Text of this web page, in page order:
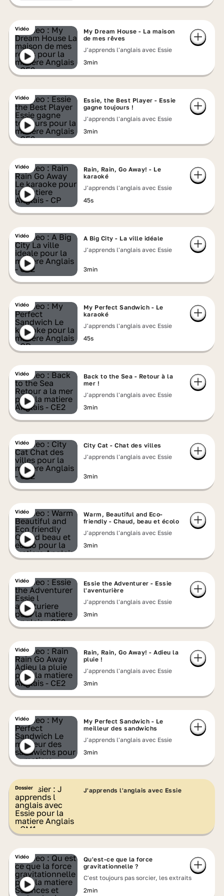
Vidéo
My Dream House - La maison
de mes rêves
J'apprends l'anglais avec Essie
3min
Vidéo
Essie, the Best Player - Essie
gagne toujours !
J'apprends l'anglais avec Essie
3min
Vidéo
Rain, Rain, Go Away! - Le
karaoké
J'apprends l'anglais avec Essie
45s
Vidéo
A Big City - La ville idéale
J'apprends l'anglais avec Essie
3min
Vidéo
My Perfect Sandwich - Le
karaoké
J'apprends l'anglais avec Essie
45s
Vidéo
Back to the Sea - Retour à la
mer !
J'apprends l'anglais avec Essie
3min
Vidéo
City Cat - Chat des villes
J'apprends l'anglais avec Essie
3min
Vidéo
Warm, Beautiful and Eco-
friendly - Chaud, beau et écolo
J'apprends l'anglais avec Essie
3min
Vidéo
Essie the Adventurer - Essie
l'aventurière
J'apprends l'anglais avec Essie
3min
Vidéo
Rain, Rain, Go Away! - Adieu la
pluie !
J'apprends l'anglais avec Essie
3min
Vidéo
My Perfect Sandwich - Le
meilleur des sandwichs
J'apprends l'anglais avec Essie
3min
Dossier J'apprends l'anglais avec Essie
Vidéo
Qu'est-ce que la force
gravitationnelle ?
C'est toujours pas sorcier, les extraits
2min